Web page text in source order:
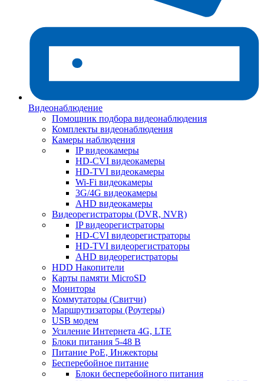
Видеонаблюдение
Помощник подбора видеонаблюдения
Комплекты видеонаблюдения
Камеры наблюдения
IP видеокамеры
HD-CVI видеокамеры
HD-TVI видеокамеры
Wi-Fi видеокамеры
3G/4G видеокамеры
AHD видеокамеры
Видеорегистраторы (DVR, NVR)
IP видеорегистраторы
HD-CVI видеорегистраторы
HD-TVI видеорегистраторы
AHD видеорегистраторы
HDD Накопители
Карты памяти MicroSD
Мониторы
Коммутаторы (Свитчи)
Маршрутизаторы (Роутеры)
USB модем
Усиление Интернета 4G, LTE
Блоки питания 5-48 В
Питание PoE, Инжекторы
Бесперебойное питание
Блоки бесперебойного питания